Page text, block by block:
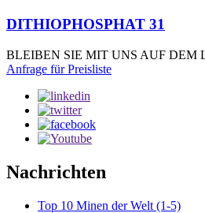
DITHIOPHOSPHAT 31
BLEIBEN SIE MIT UNS AUF DEM
Anfrage für Preisliste
Nachrichten
Top 10 Minen der Welt (1-5)